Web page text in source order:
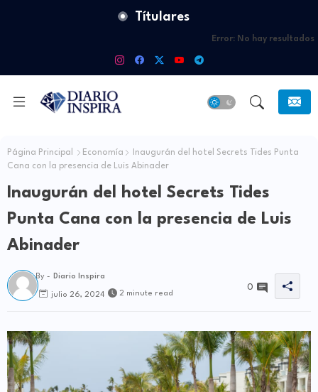
Títulares
Error: No hay resultados
Página Principal Economía
Inaugurán del hotel Secrets Tides Punta
Cana con la presencia de Luis Abinader
Inaugurán del hotel Secrets Tides
Punta Cana con la presencia de Luis
Abinader
By - Diario Inspira
julio 26, 2024 2 minute read
0